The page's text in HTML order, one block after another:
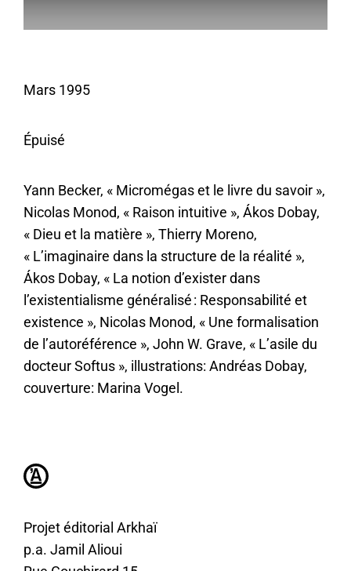
Mars 1995
Épuisé
Yann Becker, Micromégas et le livre du savoir
,
Nicolas Monod,
Raison intuitive
, Ákos Dobay,
Dieu et la matière
, Thierry Moreno,
L’imaginaire dans la structure de la réalité
,
Ákos Dobay,
La notion d’exister dans
l’existentialisme généralisé : Responsabilité et
existence
, Nicolas Monod,
Une formalisation
de l’autoréférence
, John W. Grave,
L’asile du
docteur Softus
, illustrations: Andréas Dobay,
couverture: Marina Vogel.
Projet éditorial Arkhaï
p.a. Jamil Alioui